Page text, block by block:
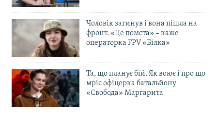
Чоловік загинув і вона пішла на
фронт. «Це помста» – каже
операторка FPV «Білка»
Та, що планує бій. Як воює і про що
мріє офіцерка батальйону
«Свобода» Маргарита